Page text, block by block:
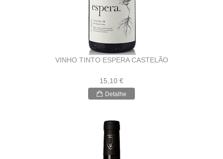
VINHO TINTO ESPERA CASTELÃO
15,10 €
Detalhe